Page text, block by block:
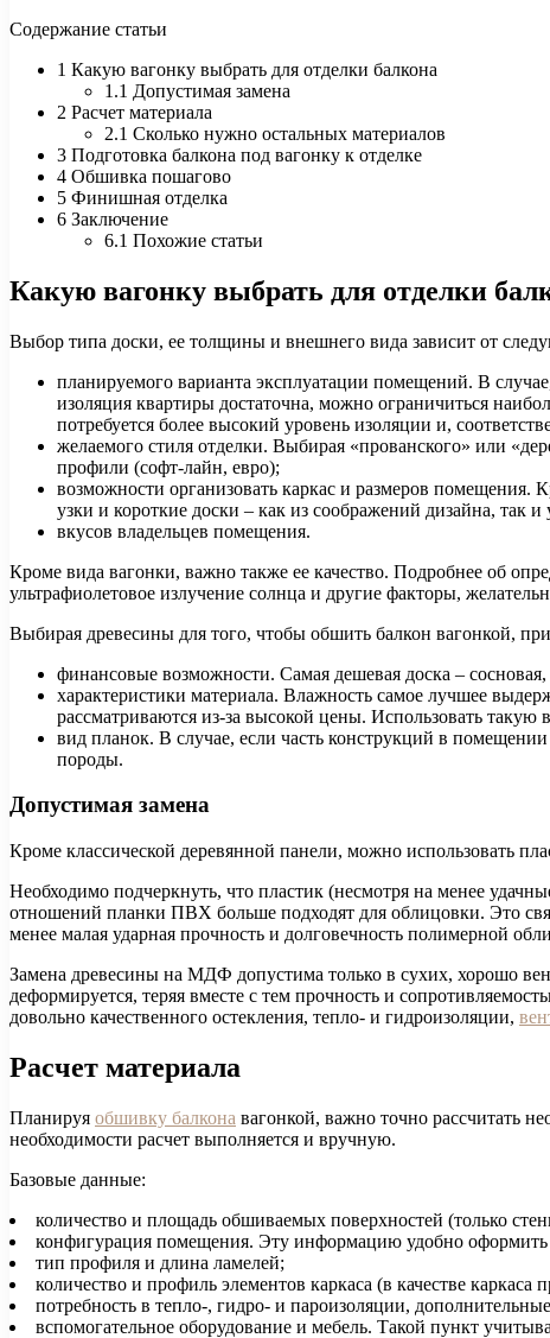
Содержание статьи
1 Какую вагонку выбрать для отделки балкона
1.1 Допустимая замена
2 Расчет материала
2.1 Сколько нужно остальных материалов
3 Подготовка балкона под вагонку к отделке
4 Обшивка пошагово
5 Финишная отделка
6 Заключение
6.1 Похожие статьи
Какую вагонку выбрать для отделки
Выбор типа доски, ее толщины и внешнего вида зависит от
планируемого варианта эксплуатации помещений. В
изоляция квартиры достаточна, можно ограничиться
потребуется более высокий уровень изоляции и,
желаемого стиля отделки. Выбирая «прованского» или
профили (софт-лайн, евро);
возможности организовать каркас и размеров
узки и короткие доски – как из соображений дизайна, так и
вкусов владельцев помещения.
Кроме вида вагонки, важно также ее качество. Подробнее об
ультрафиолетовое излучение солнца и другие факторы,
Выбирая древесины для того, чтобы обшить балкон вагонкой,
финансовые возможности. Самая дешевая доска –
характеристики материала. Влажность самое лучшее
рассматриваются из-за высокой цены. Использовать такую
вид планок. В случае, если часть конструкций в
породы.
Допустимая замена
Кроме классической деревянной панели, можно использовать
Необходимо подчеркнуть, что пластик (несмотря на менее
отношений планки ПВХ больше подходят для облицовки. Это
менее малая ударная прочность и долговечность полимерной
Замена древесины на МДФ допустима только в сухих, хорошо
деформируется, теряя вместе с тем прочность и
довольно качественного остекления, тепло- и гидроизоляции,
Расчет материала
Планируя обшивку балкона вагонкой, важно точно рассчитать
необходимости расчет выполняется и вручную.
Базовые данные:
количество и площадь обшиваемых поверхностей (только
конфигурация помещения. Эту информацию удобно оформить
тип профиля и длина ламелей;
количество и профиль элементов каркаса (в качестве
потребность в тепло-, гидро- и пароизоляции,
вспомогательное оборудование и мебель. Такой пункт